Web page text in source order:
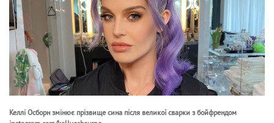
Келлі Осборн змінює прізвище сина після великої сварки з бойфрендом